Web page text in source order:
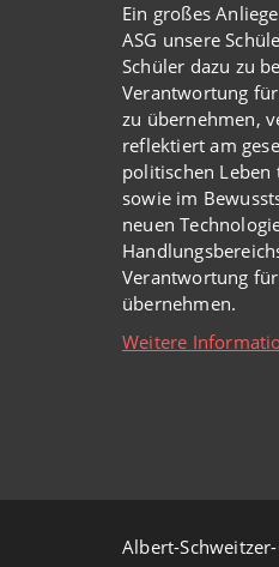
Ein großes
ASG unsere
Schüler dazu zu
Verantwortung
zu übernehmen,
reflektiert am
politischen Leben
sowie im
neuen
Verantwortung
übernehmen.
Weitere
Albert-